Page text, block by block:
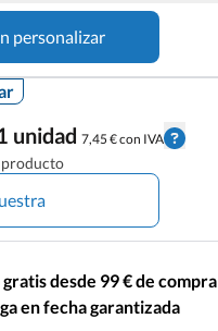
personalizar
unidad 7,45 € con IVA
desde 99 € de compra
en fecha garantizada